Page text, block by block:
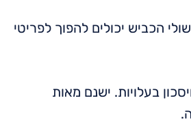
הכביש יכולים להפוך לפריטי
בעלויות. ישנם מאות